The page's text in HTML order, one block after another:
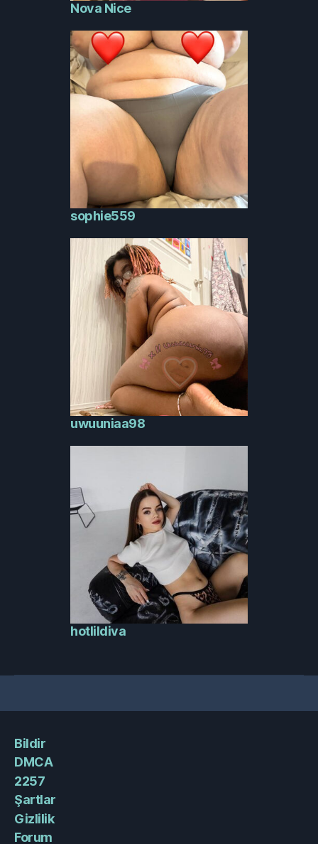
Nova Nice
sophie559
uwuuniaa98
hotlildiva
Bildir
DMCA
2257
Şartlar
Gizlilik
Forum